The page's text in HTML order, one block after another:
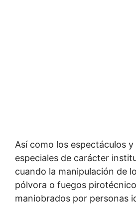
Así como los espectáculos
especiales de carácter
cuando la manipulación de
pólvora o fuegos
maniobrados por personas